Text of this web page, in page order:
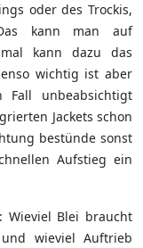
oder des Trockis,
kann man auf
kann dazu das
wichtig ist aber
unbeabsichtigt
Jackets schon
bestünde sonst
Aufstieg ein
Wieviel Blei braucht
wieviel Auftrieb